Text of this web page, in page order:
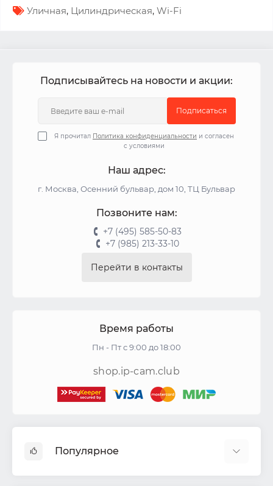
Уличная, Цилиндрическая, Wi-Fi
Подписывайтесь на новости и акции:
Подписаться
Я прочитал Политика конфиденциальности и согласен
с условиями
Наш адрес:
г. Москва, Осенний бульвар, дом 10, ТЦ Бульвар
Позвоните нам:
+7 (495) 585-50-83
+7 (985) 213-33-10
Перейти в контакты
Время работы
Пн - Пт с 9:00 до 18:00
shop.ip-cam.club
Популярное